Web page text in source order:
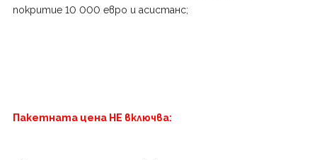
покритие 10 000 евро и асистанс;
Пакетната цена НЕ включва: